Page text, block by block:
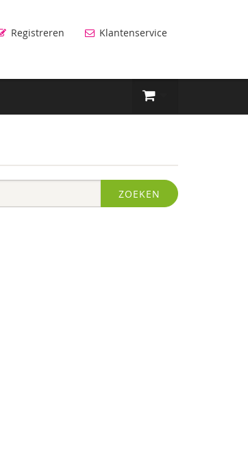
Registreren Klantenservice
ZOEKEN